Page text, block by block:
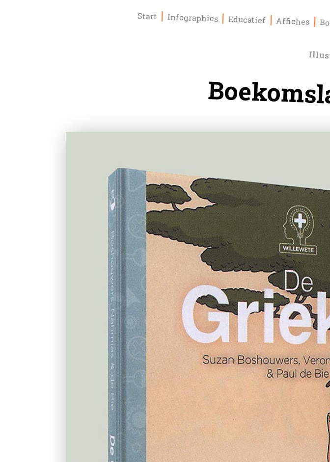
Start Infographics Educatief Affiches